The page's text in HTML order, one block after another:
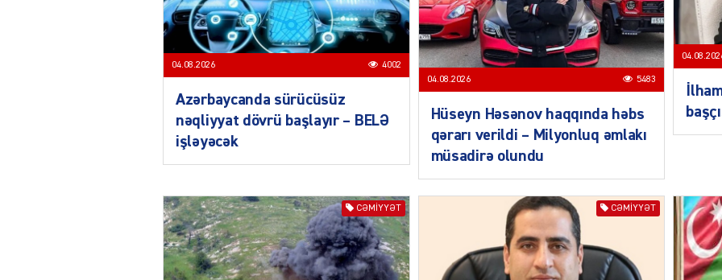
04.08.2026 4002
Azərbaycanda sürücüsüz
nəqliyyat dövrü başlayır – BELƏ
işləyəcək
04.08.2026 5483
Hüseyn Həsənov haqqında həbs
qərarı verildi – Milyonluq əmlakı
müsadirə olundu
CƏMIYYƏT CƏMIYYƏT